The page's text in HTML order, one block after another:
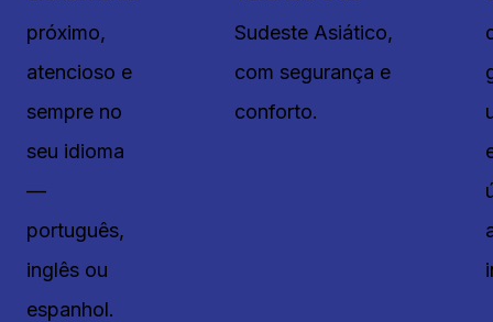
próximo,
atencioso e
sempre no
seu idioma
—
português,
inglês ou
espanhol.
Sudeste Asiático,
com segurança e
conforto.